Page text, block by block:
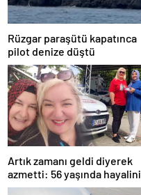
Rüzgar paraşütü kapatınca
pilot denize düştü
Artık zamanı geldi diyerek
azmetti: 56 yaşında hayalini
kurduğu ehliyete kavuştu